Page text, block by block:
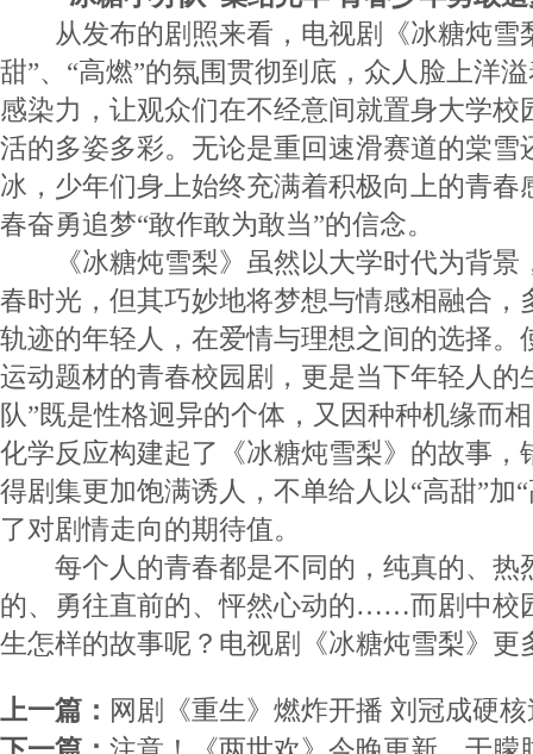
从发布的剧照来看，电视剧《冰糖炖雪
甜”、“高燃”的氛围贯彻到底，众人脸上洋
感染力，让观众们在不经意间就置身大学校
活的多姿多彩。无论是重回速滑赛道的棠雪
冰，少年们身上始终充满着积极向上的青春
春奋勇追梦“敢作敢为敢当”的信念。
《冰糖炖雪梨》虽然以大学时代为背景
春时光，但其巧妙地将梦想与情感相融合，
轨迹的年轻人，在爱情与理想之间的选择。
运动题材的青春校园剧，更是当下年轻人的
队”既是性格迥异的个体，又因种种机缘而
化学反应构建起了《冰糖炖雪梨》的故事，
得剧集更加饱满诱人，不单给人以“高甜”加
了对剧情走向的期待值。
每个人的青春都是不同的，纯真的、热
的、勇往直前的、怦然心动的……而剧中校
生怎样的故事呢？电视剧《冰糖炖雪梨》更
上一篇： 网剧《重生》燃炸开播 刘冠成硬